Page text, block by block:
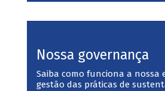
Nossa governança
Saiba como funciona a nossa
gestão das práticas de